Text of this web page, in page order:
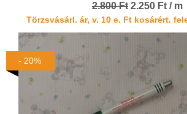
2.800 Ft 2.250 Ft / m
Törzsvásárl. ár, v. 10 e. Ft kosárért.
- 20%